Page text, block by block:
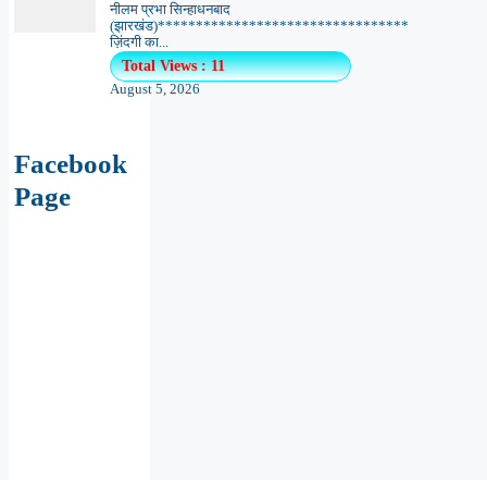
नीलम प्रभा सिन्हाधनबाद
(झारखंड)*********************************
ज़िंदगी का...
Total Views : 11
August 5, 2026
Facebook
Page